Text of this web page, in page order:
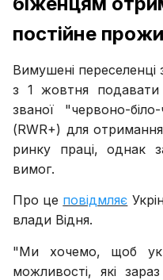
постійне
Вимушені переселенці
з 1 жовтня
званої "червоно-
(RWR+) для
ринку праці, однак
вимог.
Про це повідмляє
влади Відня.
"Ми хочемо, щоб
можливості, які